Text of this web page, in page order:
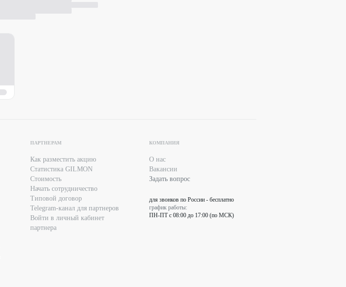
ПАРТНЕРАМ
Как разместить акцию
Статистика GILMON
Стоимость
Начать сотрудничество
Типовой договор
Telegram-канал для партнеров
Войти в личный кабинет
партнера
КОМПАНИЯ
О нас
Вакансии
Задать вопрос
для звонков по России - бесплатно
график работы:
ПН-ПТ с 08:00 до 17:00 (по МСК)